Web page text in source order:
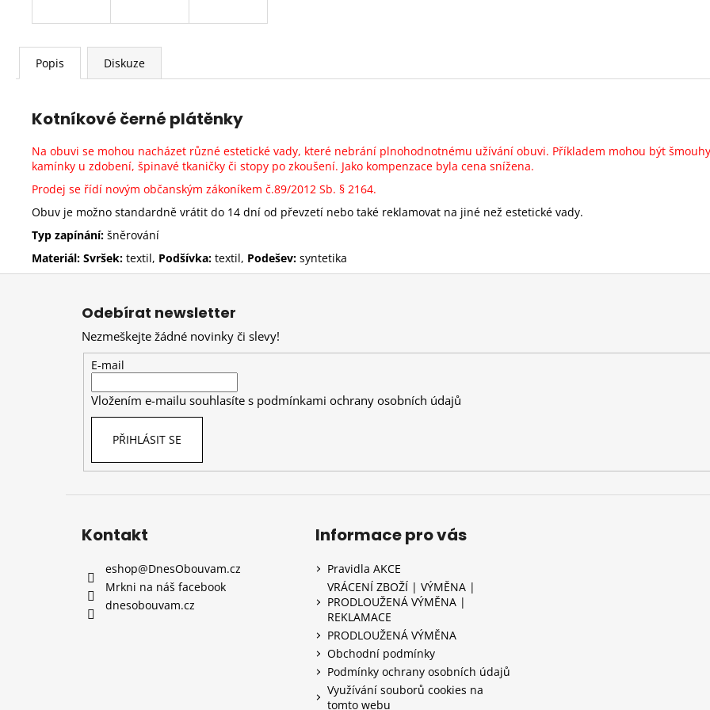
Popis Diskuze
Kotníkové černé plátěnky
Na obuvi se mohou nacházet různé estetické vady, které nebrání plnohodnotnému užívání obuvi. Příkladem mohou být
kamínky u zdobení, špinavé tkaničky či stopy po zkoušení. Jako kompenzace byla cena snížena.
Prodej se řídí novým občanským zákoníkem č.89/2012 Sb. § 2164.
Obuv je možno standardně vrátit do 14 dní od převzetí nebo také reklamovat na jiné než estetické vady.
Typ zapínání: šněrování
Materiál: Svršek: textil, Podšívka: textil, Podešev: syntetika
Z
Odebírat newsletter
Nezmeškejte žádné novinky či slevy!
E-mail
Vložením e-mailu souhlasíte s podmínkami ochrany osobních údajů
PŘIHLÁSIT SE
Kontakt
eshop@DnesObouvam.cz
Mrkni na náš facebook
dnesobouvam.cz
Informace pro vás
Pravidla AKCE
VRÁCENÍ ZBOŽÍ | VÝMĚNA |
PRODLOUŽENÁ VÝMĚNA |
REKLAMACE
PRODLOUŽENÁ VÝMĚNA
Obchodní podmínky
Podmínky ochrany osobních údajů
Využívání souborů cookies na
tomto webu